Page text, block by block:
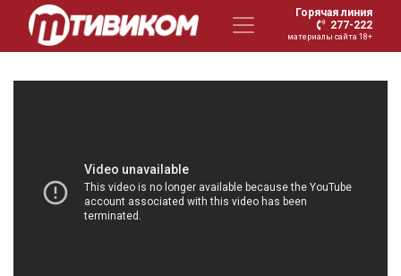
Горячая линия
277-222
материалы сайта 18+